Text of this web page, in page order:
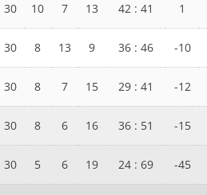
30 10 7 13 42 : 41 1
30 8 13 9 36 : 46 -10
30 8 7 15 29 : 41 -12
30 8 6 16 36 : 51 -15
30 5 6 19 24 : 69 -45